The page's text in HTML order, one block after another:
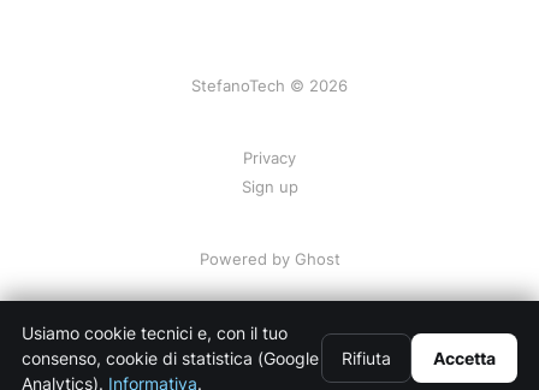
StefanoTech © 2026
Privacy
Sign up
Powered by Ghost
Usiamo cookie tecnici e, con il tuo
consenso, cookie di statistica (Google
Analytics). Informativa.
Rifiuta Accetta